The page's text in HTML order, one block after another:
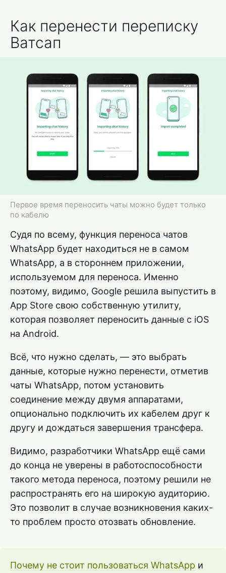
Как перенести переписку
Ватсап
Первое время переносить чаты можно будет только
по кабелю
Судя по всему, функция переноса чатов
WhatsApp будет находиться не в самом
WhatsApp, а в стороннем приложении,
используемом для переноса. Именно
поэтому, видимо, Google решила выпустить в
App Store свою собственную утилиту,
которая позволяет переносить данные с iOS
на Android.
Всё, что нужно сделать, — это выбрать
данные, которые нужно перенести, отметив
чаты WhatsApp, потом установить
соединение между двумя аппаратами,
опционально подключить их кабелем друг к
другу и дождаться завершения трансфера.
Видимо, разработчики WhatsApp ещё сами
до конца не уверены в работоспособности
такого метода переноса, поэтому решили не
распространять его на широкую аудиторию.
Это позволит в случае возникновения каких-
то проблем просто отозвать обновление.
Почему не стоит пользоваться WhatsApp и